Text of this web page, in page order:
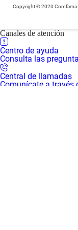
Copyright © 2020 Comfama
Canales de atención
Centro de ayuda
Consulta las
Central de llamadas
Comunícate a través